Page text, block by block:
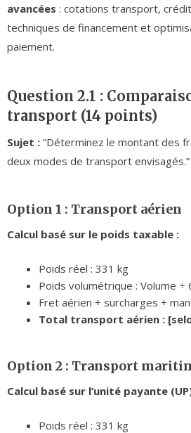
avancées : cotations transport,
techniques de financement et
paiement.
Question 2.1 :
transport (14 points)
Sujet : “Déterminez le montant des
deux modes de transport envisagés.”
Option 1 : Transport aérien
Calcul basé sur le poids taxable :
Poids réel : 331 kg
Poids volumétrique : Volume
Fret aérien + surcharges +
Total transport aérien :
Option 2 : Transport
Calcul basé sur l’unité payante
Poids réel : 331 kg